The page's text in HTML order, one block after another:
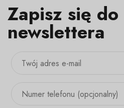
Zapisz się do
newslettera